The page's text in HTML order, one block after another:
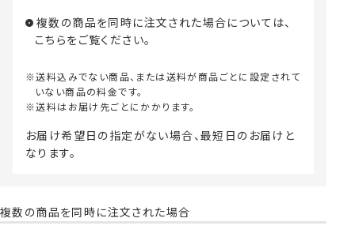
複数の商品を同時に注文された場合については、
こちらをご覧ください。
送料込みでない商品、または送料が商品ごとに設定されて
いない商品の料金です。
送料はお届け先ごとにかかります。
お届け希望日の指定がない場合、最短日のお届けと
なります。
複数の商品を同時に注文された場合